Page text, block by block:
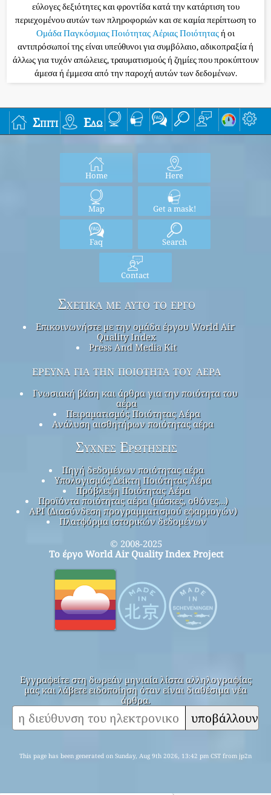
εύλογες δεξιότητες και φροντίδα κατά την κατάρτιση του
περιεχομένου αυτών των πληροφοριών και σε καμία περίπτωση το
Ομάδα Παγκόσμιας Ποιότητας Αέριας Ποιότηταςή οι
αντιπρόσωποί της είναι υπεύθυνοι για συμβόλαιο, αδικοπραξία ή
άλλως για τυχόν απώλειες, τραυματισμούς ή ζημίες που προκύπτουν
άμεσα ή έμμεσα από την παροχή αυτών των δεδομένων.
Σπίτι Εδώ
Home Here
Map Get a mask!
Faq Search
Contact
Σχετικά με αυτό το έργο
Επικοινωνήστε με την ομάδα έργου World Air
Quality Index
Press And Media Kit
έρευνα για την ποιότητα του αέρα
Γνωσιακή βάση και άρθρα για την ποιότητα του
αέρα
Πειραματισμός Ποιότητας Αέρα
Ανάλυση αισθητήρων ποιότητας αέρα
Συχνές Ερωτήσεις
Πηγή δεδομένων ποιότητας αέρα
Υπολογισμός Δείκτη Ποιότητας Αέρα
Πρόβλεψη Ποιότητας Αέρα
Προϊόντα ποιότητας αέρα (μάσκες, οθόνες…)
API (Διασύνδεση προγραμματισμού εφαρμογών)
Πλατφόρμα ιστορικών δεδομένων
© 2008-2025
Το έργο World Air Quality Index Project
Εγγραφείτε στη δωρεάν μηνιαία λίστα αλληλογραφίας
μας και λάβετε ειδοποίηση όταν είναι διαθέσιμα νέα
άρθρα.
υποβάλλουν
This page has been generated on Sunday, Aug 9th 2026, 13:42 pm CST from jp2n